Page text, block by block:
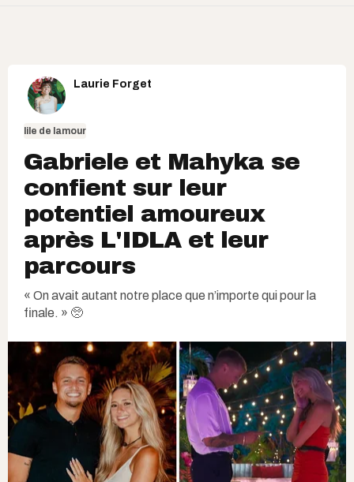
Laurie Forget
lile de lamour
Gabriele et Mahyka se
confient sur leur
potentiel amoureux
après L'IDLA et leur
parcours
« On avait autant notre place que n’importe qui pour la
finale. » 🥺